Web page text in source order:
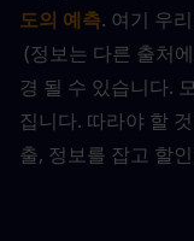
도의 예측. 여기 우
(정보는 다른 출처
경 될 수 있습니다.
집니다. 따라야 할
출, 정보를 잡고 할